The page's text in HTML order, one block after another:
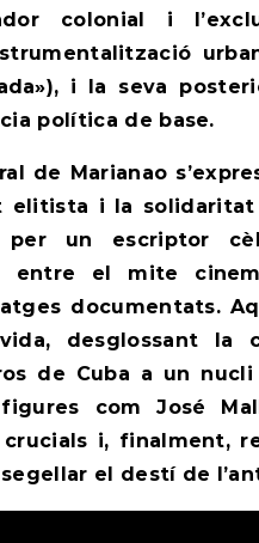
colonial i
i la seva
política de base.
de Marianao
elitista i la
per un escriptor
entre el mite
documentats.
desglossant la
de Cuba a un
figures com José
crucials i, finalment,
el destí de